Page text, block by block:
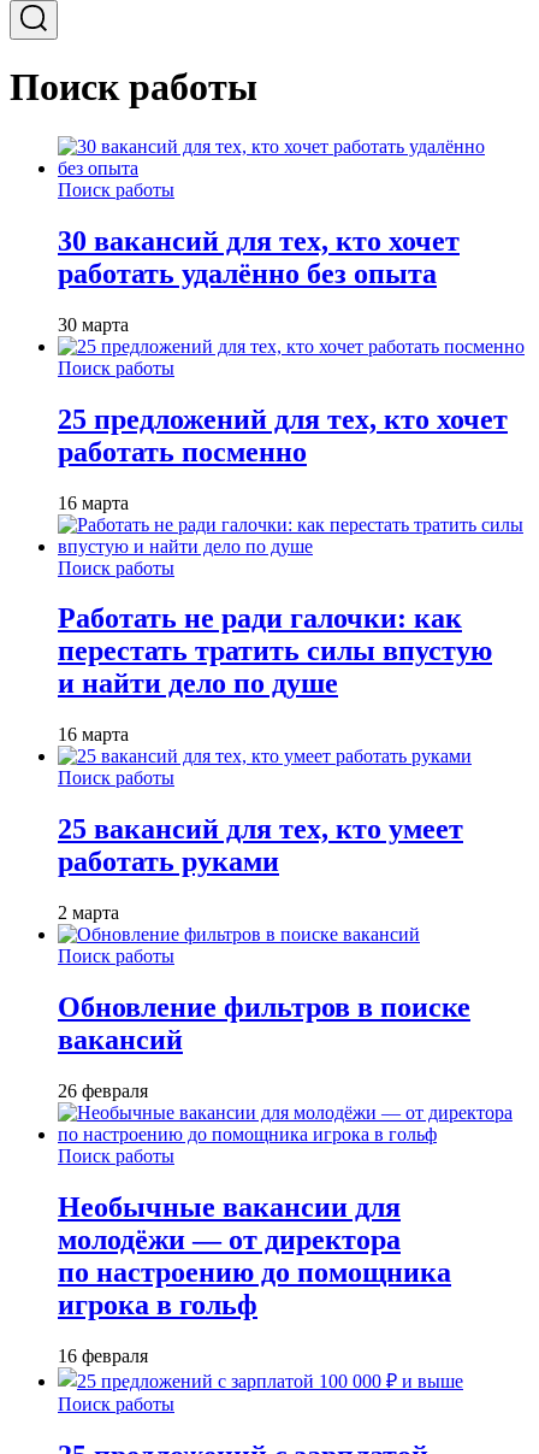
Поиск работы
Поиск работы
30 вакансий для тех, кто хочет
работать удалённо без опыта
30 марта
Поиск работы
25 предложений для тех, кто хочет
работать посменно
16 марта
Поиск работы
Работать не ради галочки: как
перестать тратить силы впустую
и найти дело по душе
16 марта
Поиск работы
25 вакансий для тех, кто умеет
работать руками
2 марта
Поиск работы
Обновление фильтров в поиске
вакансий
26 февраля
Поиск работы
Необычные вакансии для
молодёжи — от директора
по настроению до помощника
игрока в гольф
16 февраля
Поиск работы